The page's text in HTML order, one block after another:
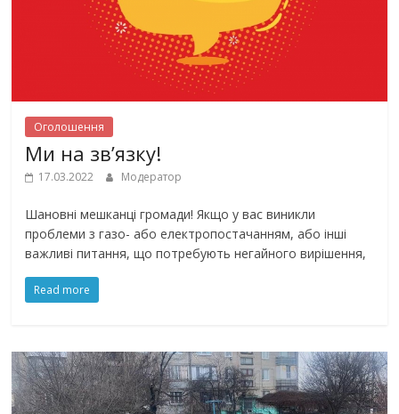
Оголошення
Ми на зв’язку!
17.03.2022 Модератор
Шановні мешканці громади! Якщо у вас виникли
проблеми з газо- або електропостачанням, або інші
важливі питання, що потребують негайного вирішення,
Read more